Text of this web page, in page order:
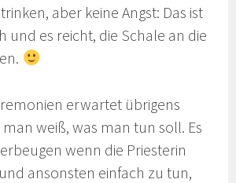
aber keine Angst: Das ist
und es reicht, die Schale an die
erwartet übrigens
weiß, was man tun soll. Es
wenn die Priesterin
ansonsten einfach zu tun,